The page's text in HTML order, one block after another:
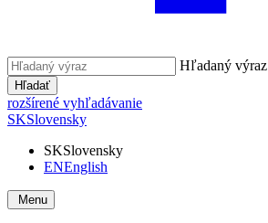
Hľadaný výraz
Hľadať
rozšírené vyhľadávanie
SKSlovensky
SKSlovensky
ENEnglish
Menu